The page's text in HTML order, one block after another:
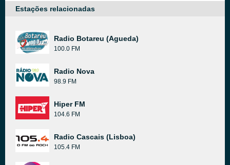
Estações relacionadas
Radio Botareu (Agueda)
100.0 FM
Radio Nova
98.9 FM
Hiper FM
104.6 FM
Radio Cascais (Lisboa)
105.4 FM